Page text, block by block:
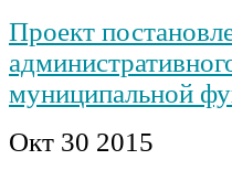
Проект
муниципальной
Окт 30 2015